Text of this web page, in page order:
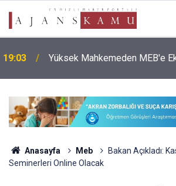
19:03 Yüksek Mahkemeden MEB'e
Anasayfa Meb
Bakan Açıkladı:
Seminerleri Online Olacak